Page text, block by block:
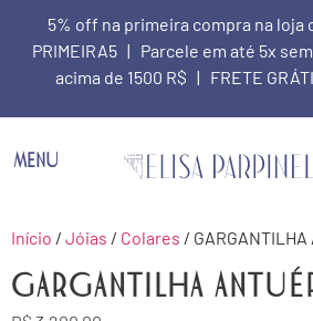
5% off na primeira compra na loja
PRIMEIRA5 | Parcele em até 5x
acima de 1500 R$ | FRETE
MENU
Início / Jóias / Colares / GARGANTILHA
GARGANTILHA